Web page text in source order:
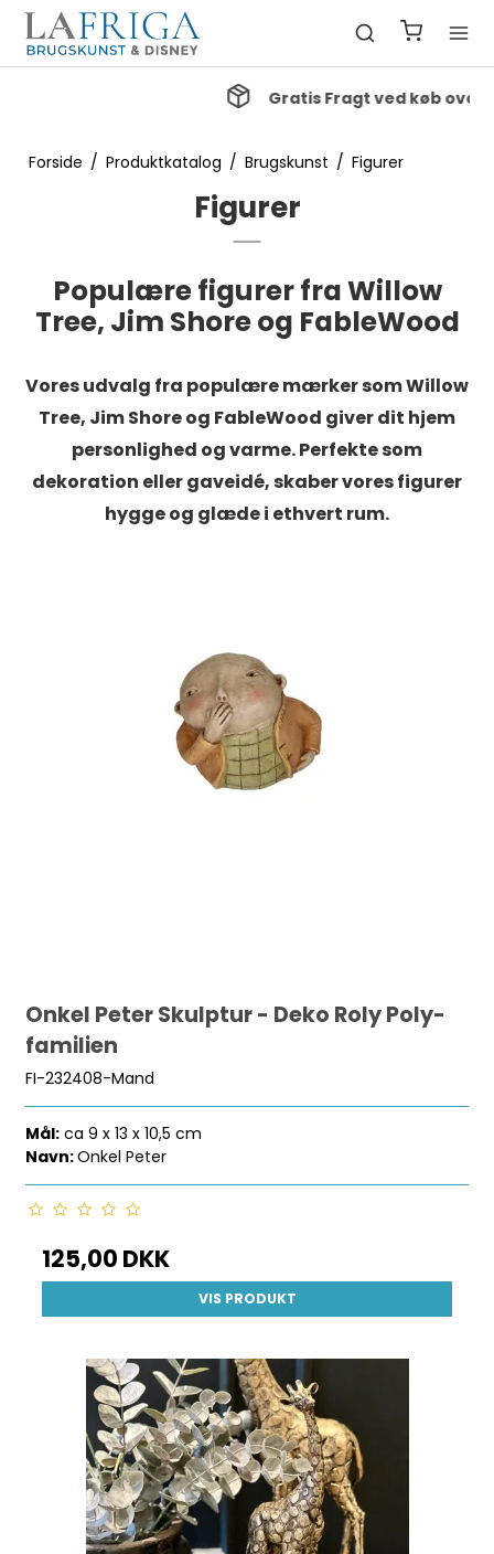
Gratis Fragt ved køb over 1000 kr.
Forside / Produktkatalog / Brugskunst / Figurer
Figurer
Populære figurer fra Willow
Tree, Jim Shore og FableWood
Vores udvalg fra populære mærker som Willow
Tree, Jim Shore og FableWood giver dit hjem
personlighed og varme. Perfekte som
dekoration eller gaveidé, skaber vores figurer
hygge og glæde i ethvert rum.
Onkel Peter Skulptur - Deko Roly Poly-
familien
FI-232408-Mand
Mål: ca 9 x 13 x 10,5 cm
Navn:Onkel Peter
125,00 DKK
VIS PRODUKT